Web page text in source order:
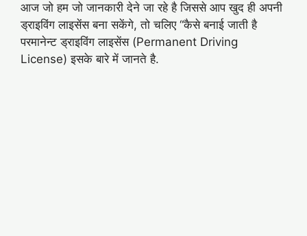
आज जो हम जो जानकारी देने जा रहे है जिससे आप खुद ही अपनी
ड्राइविंग लाइसेंस बना सकेंगे, तो चलिए “कैसे बनाई जाती है
परमानेन्ट ड्राइविंग लाइसेंस (Permanent Driving
License) इसके बारे में जानते है.